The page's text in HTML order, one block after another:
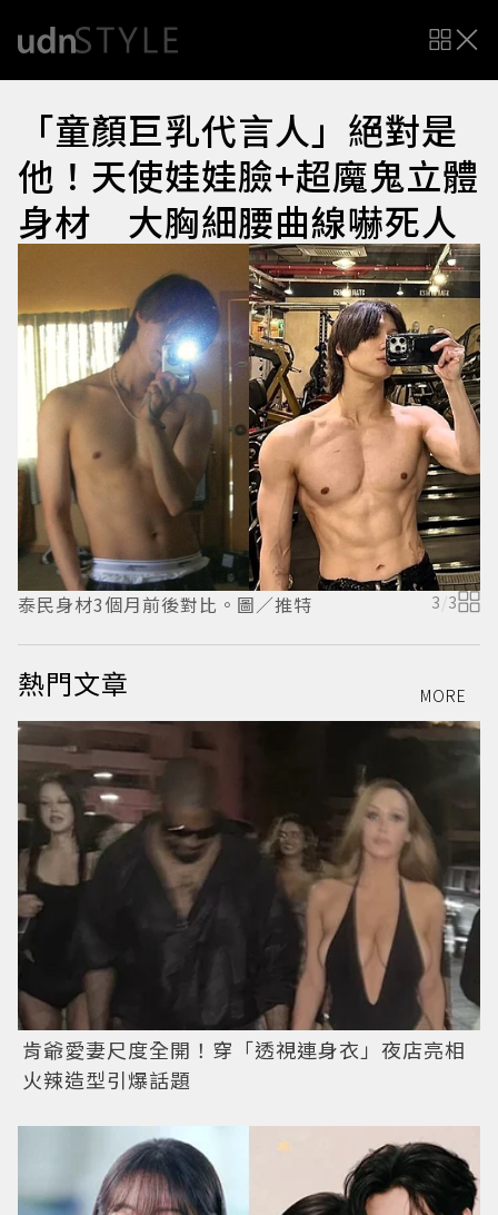
「童顏巨乳代言人」絕對是
他！天使娃娃臉+超魔鬼立體
身材 大胸細腰曲線嚇死人
泰民身材3個月前後對比。圖／推特 3/3
熱門文章 MORE
肯爺愛妻尺度全開！穿「透視連身衣」夜店亮相
火辣造型引爆話題